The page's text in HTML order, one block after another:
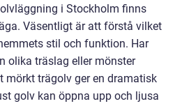
i Stockholm finns
Väsentligt är att förstå vilket
stil och funktion. Har
olika träslag eller mönster
mörkt trägolv ger en dramatisk
golv kan öppna upp och ljusa